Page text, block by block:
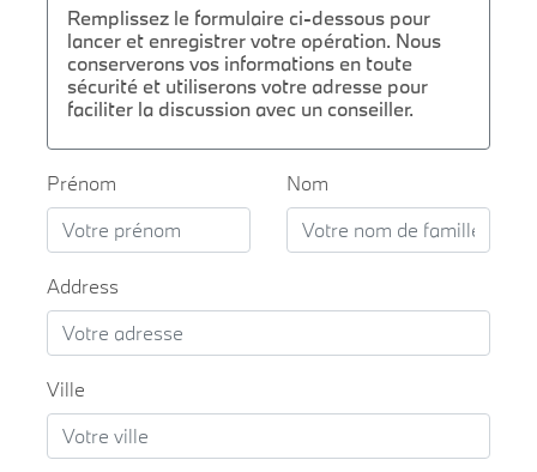
Remplissez le formulaire ci-dessous pour
lancer et enregistrer votre opération. Nous
conserverons vos informations en toute
sécurité et utiliserons votre adresse pour
faciliter la discussion avec un conseiller.
Prénom Nom
Address
Ville